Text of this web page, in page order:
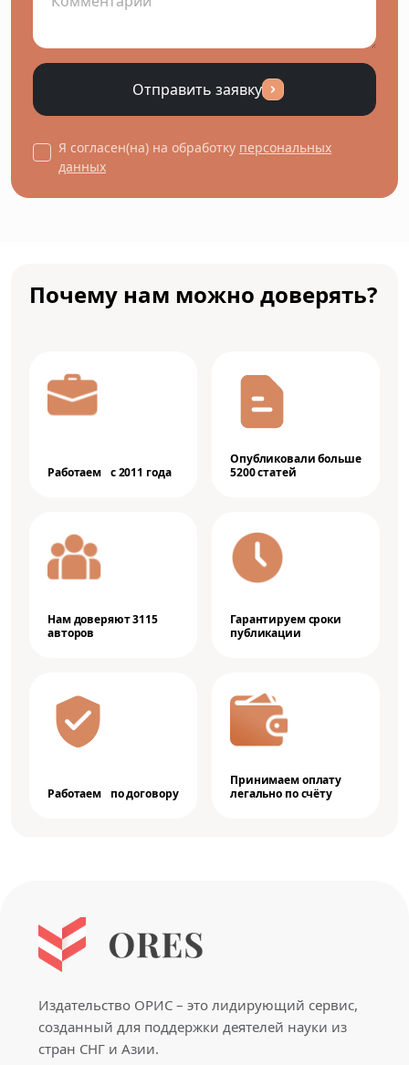
Отправить заявку
Я согласен(на) на обработку персональных
данных
Почему нам можно доверять?
Работаем с 2011 года
Опубликовали больше
5200 статей
Нам доверяют 3115
авторов
Гарантируем сроки
публикации
Работаем по договору
Принимаем оплату
легально по счёту
Издательство ОРИС – это лидирующий сервис,
созданный для поддержки деятелей науки из
стран СНГ и Азии.